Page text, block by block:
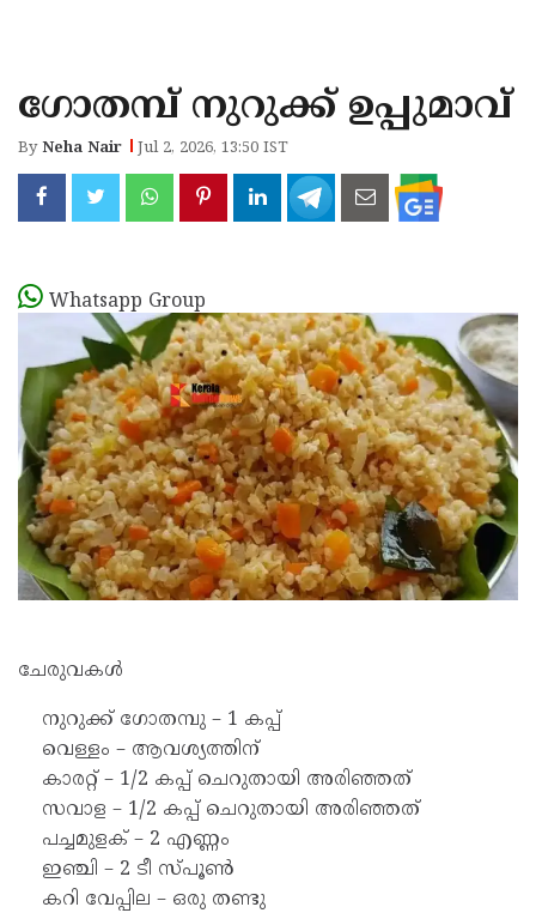
KANNUR
KASARAGOD
ഗോതമ്പ് നുറുക്ക് ഉപ്പുമാവ്
ByNeha Nair Jul 2, 2026, 13:50 IST
Whatsapp Group
ചേരുവകൾ
നുറുക്ക് ഗോതമ്പു – 1 കപ്പ്
വെള്ളം – ആവശ്യത്തിന്
കാരറ്റ് – 1/2 കപ്പ് ചെറുതായി അരിഞ്ഞത്
സവാള – 1/2 കപ്പ് ചെറുതായി അരിഞ്ഞത്
പച്ചമുളക് – 2 എണ്ണം
ഇഞ്ചി – 2 ടീ സ്പൂൺ
കറി വേപ്പില – ഒരു തണ്ടു